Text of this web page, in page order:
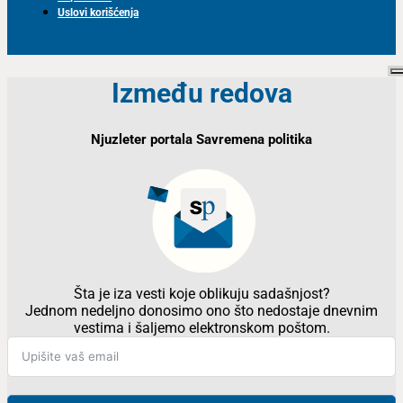
Uslovi korišćenja
Između redova
Njuzleter portala Savremena politika
Šta je iza vesti koje oblikuju sadašnjost?
Jednom nedeljno donosimo ono što nedostaje dnevnim
vestima i šaljemo elektronskom poštom.